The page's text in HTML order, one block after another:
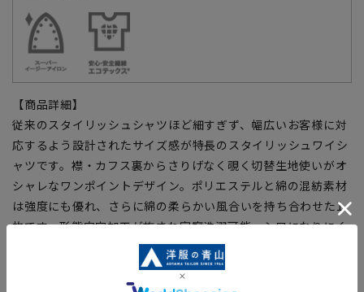
【商品詳細】
従来のスタイリッシュシャツほど細すぎず、幅広いお客様に対
応するよう設計されたサイズ感が特長のスタイリッシュワイシ
ャツです。襟・カフス裏からさりげなく覗く切替生地使いがオ
シャレなワンポイントデザイン。ポリエステルと綿の混紡素材
は強度にも優れ、さらに綿の柔らかい風合いを持ち合わせた1
枚です。形態安定加工が施され家庭洗濯可能、シワになりにく
くアイロン掛けも簡単です。